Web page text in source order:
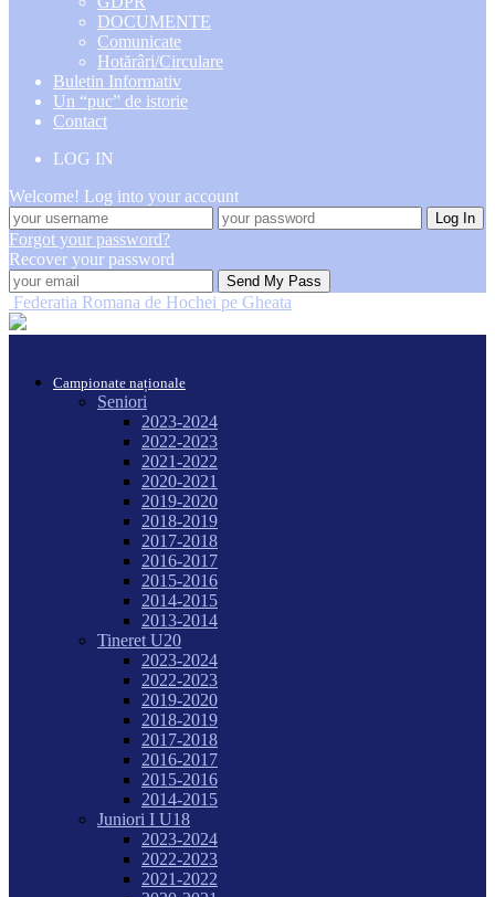
DOCUMENTE
Comunicate
Hotărâri/Circulare
Buletin Informativ
Un “puc” de istorie
Contact
LOG IN
Welcome! Log into your account
Forgot your password?
Recover your password
Federatia Romana de Hochei pe Gheata
Campionate naționale
Seniori
2023-2024
2022-2023
2021-2022
2020-2021
2019-2020
2018-2019
2017-2018
2016-2017
2015-2016
2014-2015
2013-2014
Tineret U20
2023-2024
2022-2023
2019-2020
2018-2019
2017-2018
2016-2017
2015-2016
2014-2015
Juniori I U18
2023-2024
2022-2023
2021-2022